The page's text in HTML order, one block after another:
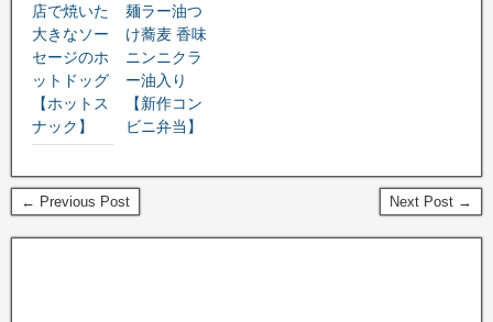
店で焼いた
大きなソー
セージのホ
ットドッグ
【ホットス
ナック】
麺ラー油つ
け蕎麦 香味
ニンニクラ
ー油入り
【新作コン
ビニ弁当】
← Previous Post Next Post →